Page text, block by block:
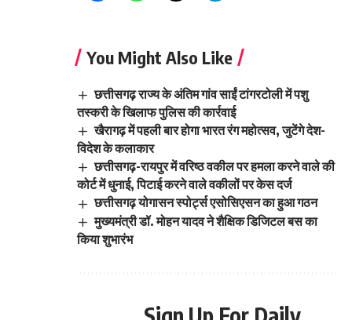
You Might Also Like
छत्तीसगढ़ राज्य के अंतिम गांव साईं टांगरटोली में पशु
तस्करी के खिलाफ पुलिस की कार्रवाई
खैरागढ़ में पहली बार होगा भारत रंग महोत्सव, जुटेंगे देश-
विदेश के कलाकार
छत्तीसगढ़-रायपुर में वरिष्ठ वकील पर हमला करने वाले की
कोर्ट में धुनाई, पिटाई करने वाले वकीलों पर केस दर्ज
छत्तीसगढ़ योगासन स्पोर्ट्स एसोसिएसन का हुआ गठन
मुख्यमंत्री डॉ. मोहन यादव ने शैक्षिक डिजिटल बस का
किया शुभारंभ